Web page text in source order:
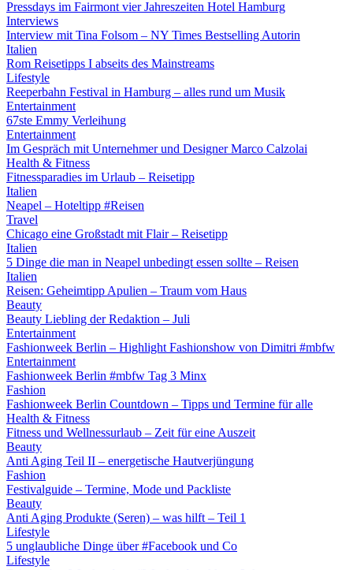
Pressdays im Fairmont vier Jahreszeiten Hotel Hamburg
Interviews
Interview mit Tina Folsom – NY Times Bestselling Autorin
Italien
Rom Reisetipps I abseits des Mainstreams
Lifestyle
Reeperbahn Festival in Hamburg – alles rund um Musik
Entertainment
67ste Emmy Verleihung
Entertainment
Im Gespräch mit Unternehmer und Designer Marco Calzolai
Health & Fitness
Fitnessparadies im Urlaub – Reisetipp
Italien
Neapel – Hoteltipp #Reisen
Travel
Chicago eine Großstadt mit Flair – Reisetipp
Italien
5 Dinge die man in Neapel unbedingt essen sollte – Reisen
Italien
Reisen: Geheimtipp Apulien – Traum vom Haus
Beauty
Beauty Liebling der Redaktion – Juli
Entertainment
Fashionweek Berlin – Highlight Fashionshow von Dimitri #mbfw
Entertainment
Fashionweek Berlin #mbfw Tag 3 Minx
Fashion
Fashionweek Berlin Countdown – Tipps und Termine für alle
Health & Fitness
Fitness und Wellnessurlaub – Zeit für eine Auszeit
Beauty
Anti Aging Teil II – energetische Hautverjüngung
Fashion
Festivalguide – Termine, Mode und Packliste
Beauty
Anti Aging Produkte (Seren) – was hilft – Teil 1
Lifestyle
5 unglaubliche Dinge über #Facebook und Co
Lifestyle